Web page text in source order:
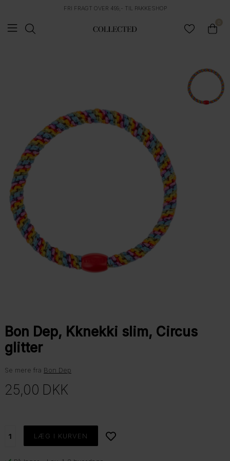
FRI FRAGT OVER 499,- TIL PAKKESHOP
Bon Dep, Kknekki slim, Circus
glitter
Se mere fra Bon Dep
25,00 DKK